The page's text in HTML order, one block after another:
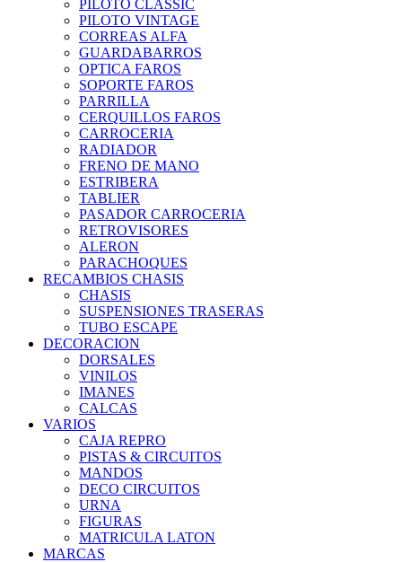
PILOTO CLASSIC
PILOTO VINTAGE
CORREAS ALFA
GUARDABARROS
OPTICA FAROS
SOPORTE FAROS
PARRILLA
CERQUILLOS FAROS
CARROCERIA
RADIADOR
FRENO DE MANO
ESTRIBERA
TABLIER
PASADOR CARROCERIA
RETROVISORES
ALERON
PARACHOQUES
RECAMBIOS CHASIS
CHASIS
SUSPENSIONES TRASERAS
TUBO ESCAPE
DECORACION
DORSALES
VINILOS
IMANES
CALCAS
VARIOS
CAJA REPRO
PISTAS & CIRCUITOS
MANDOS
DECO CIRCUITOS
URNA
FIGURAS
MATRICULA LATON
MARCAS